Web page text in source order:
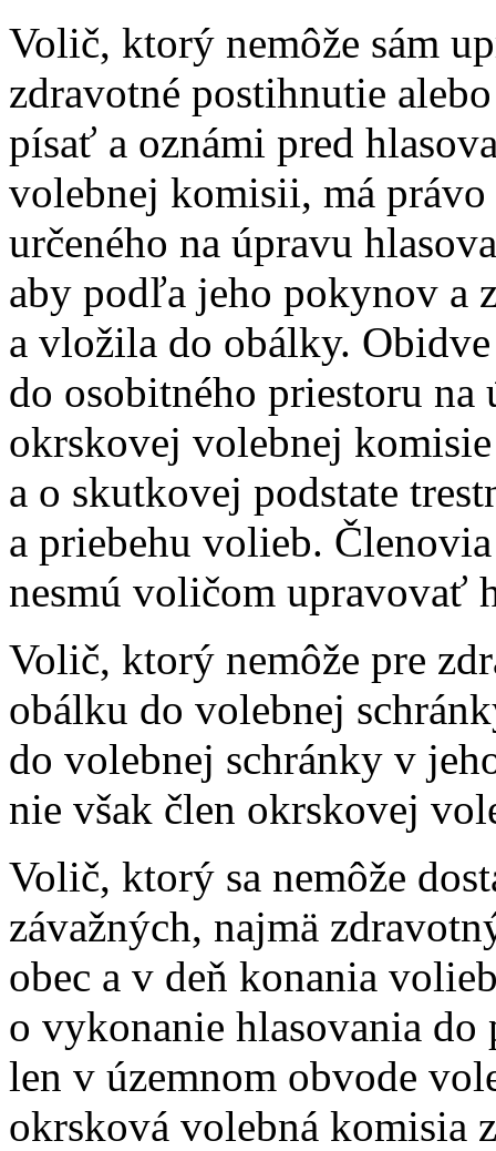
Volič, ktorý nemôže sám
zdravotné postihnutie
písať a oznámi pred
volebnej komisii, má
určeného na úpravu
aby podľa jeho pokynov a
a vložila do obálky.
do osobitného priestoru
okrskovej volebnej
a o skutkovej podstate
a priebehu volieb.
nesmú voličom upravovať
Volič, ktorý nemôže pre
obálku do volebnej
do volebnej schránky v
nie však člen okrskovej
Volič, ktorý sa nemôže
závažných, najmä
obec a v deň konania
o vykonanie hlasovania do
len v územnom obvode
okrsková volebná komisia